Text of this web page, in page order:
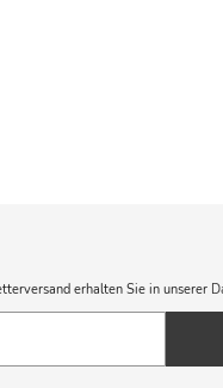
erhalten Sie in unserer